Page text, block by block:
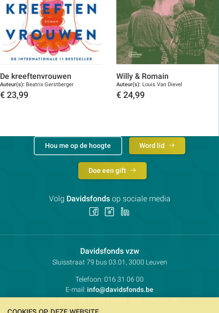
De kreeftenvrouwen
Auteur(s): Beatrix Gerstberger
€ 23,99
Willy & Romain
Auteur(s): Louis Van Dievel
€ 24,99
Davidsfonds vzwContactpersoon:
Adres:
Sluisstraat 79 bus 03.01, 3000 Leuven
Telefoon: 016 31 06 00
E-mail: info@davidsfonds.be
IBAN:BE98 4310 0693 8193- BIC:KREDBEBB
Hou me op de hoogte Word lid
Doe een gift
Volg Davidsfondsop sociale media
Volg Volg